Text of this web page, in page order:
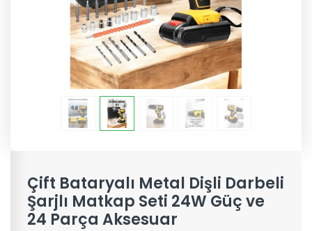
Çift Bataryalı Metal Dişli Darbeli
Şarjlı Matkap Seti 24W Güç ve
24 Parça Aksesuar